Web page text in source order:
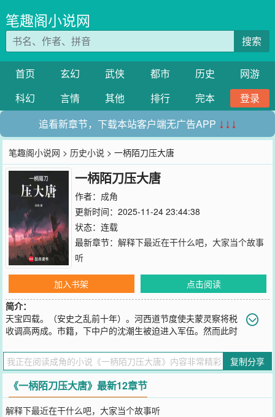
笔趣阁小说网
搜索
首页 玄幻 武侠 都市 历史
网游
科幻
言情 其他 排行 完本
登录
追看新章节，下载本站客户端无广告APP ↓↓↓
笔趣阁小说网 > 历史小说 > 一柄陌刀压大唐
一柄陌刀压大唐
作者： 成角
更新时间：2025-11-24 23:44:38
状态：连载
最新章节： 解释下最近在干什么吧，大家当个故事
听
加入书架
点击阅读
简介：
天宝四载。（安史之乱前十年）。河西道节度使夫蒙灵察将税
收调高两成。市籍，下中户的沈潮生被迫进入军伍。然而此时
中的豺狼。成为权相李林甫奏折内的贼子。多年后，沈潮生跨坐在纯
金云龙椅上。长安城内的朱门贵胄，五姓七望的士子名儒，通通跪伏
在地。哪一日，紫宸殿染红了鲜血。
您要是觉得《一柄陌刀压大唐 》还不错的话请不要忘记向您QQ群和微
博微信里的朋友推荐哦！
复制分享
《一柄陌刀压大唐》最新12章节
解释下最近在干什么吧，大家当个故事听